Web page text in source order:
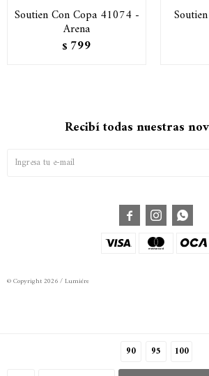
90 95
100
Soutien Con Copa 41074 -
Arena
$ 799
Recibí todas nuestras
  
© Copyright 2026 / Lumiére